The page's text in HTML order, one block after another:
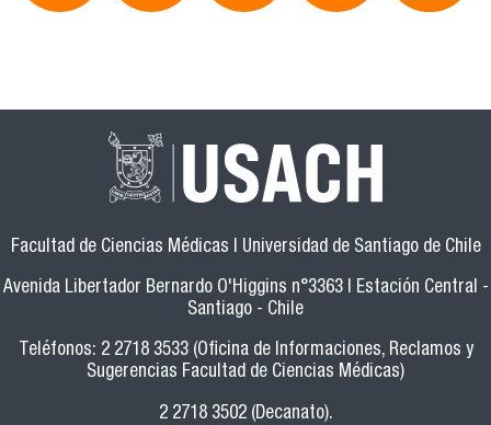
Facultad de Ciencias Médicas | Universidad de Santiago de Chile
Avenida Libertador Bernardo O'Higgins n°3363 | Estación Central -
Santiago - Chile
Teléfonos: 2 2718 3533 (Oficina de Informaciones, Reclamos y
Sugerencias Facultad de Ciencias Médicas)
2 2718 3502 (Decanato).